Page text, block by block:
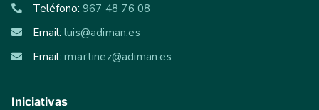
Teléfono: 967 48 76 08
Email: luis@adiman.es
Email: rmartinez@adiman.es
Iniciativas